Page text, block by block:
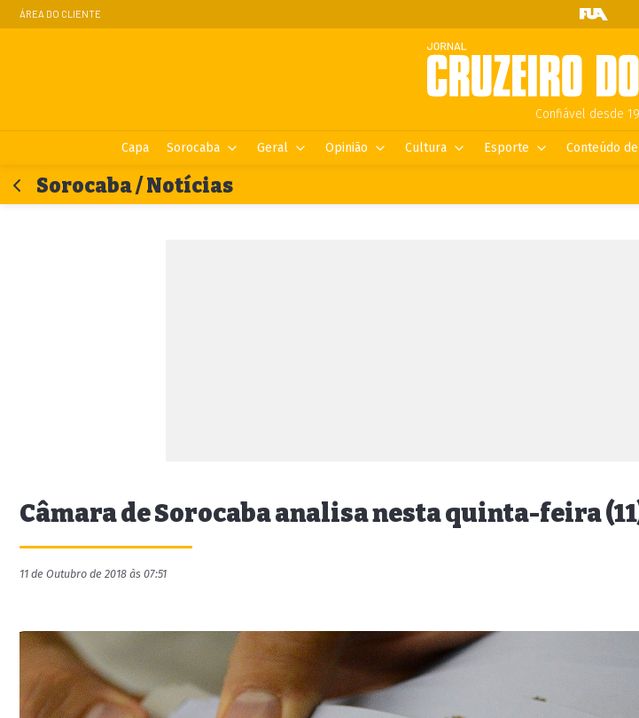
ÁREA DO CLIENTE
Confiável desde
Capa Sorocaba Geral Opinião Cultura Esporte Conteúdo
Sorocaba / Notícias
Câmara de Sorocaba analisa nesta quinta-feira
11 de Outubro de 2018 às 07:51